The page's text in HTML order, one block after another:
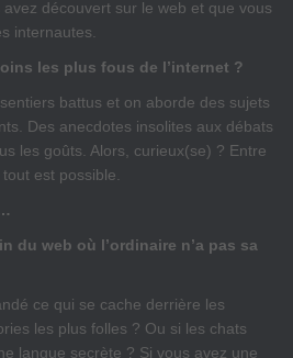
découvert sur le web et que vous
internautes.
les plus fous de l’internet ?
battus et on aborde des sujets
Des anecdotes insolites aux débats
les goûts. Alors, curieux(se) ? Entre
est possible.
du web où l’ordinaire n’a pas sa
ce qui se cache derrière les
les plus folles ? Ou si les chats
langue secrète ? Si vous avez une